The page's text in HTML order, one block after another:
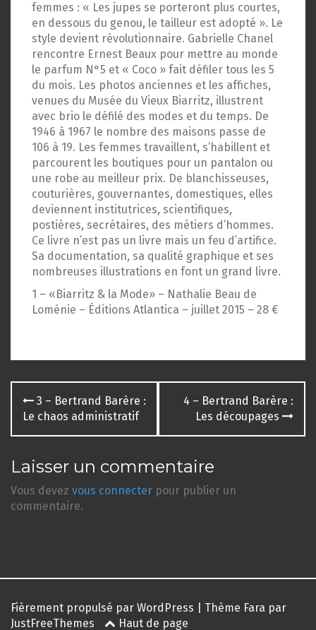
femmes : « Les jupes se porteront plus courtes,
en dessous du genou, le tailleur est adopté ». Le
style devient révolutionnaire. Gabrielle Chanel
rencontre Ernest Beaux pour mettre au monde
le parfum N°5 et « Coco » fait défiler tous les 5
du mois. Les photos anciennes et les affiches,
venues du Musée du Vieux Biarritz, illustrent
avec brio le défilé des modes et du temps. De
1946 à 1967 le nombre des maisons passe de
106 à 19. Les femmes travaillent, s’habillent et
parcourent les boutiques pour un pantalon ou
une robe au meilleur prix. De blanchisseuses,
couturières, gouvernantes, domestiques, elles
deviennent institutrices, scientifiques,
postières, secrétaires, des métiers d’hommes.
Ce livre n’est pas un livre mais un feu d’artifice.
Sa documentation, sa qualité graphique et ses
nombreuses illustrations en font un grand livre.
1 – «Biarritz & la Mode» – Nathalie Beau de
Loménie – Éditions Atlantica – juillet 2015 – 28 €
Navigation
des
articles
3 – Bertrand Barère :
Le chaos administratif
4 – Bertrand Barère :
Les découpages
Laisser un commentaire
Vous devez vous connecter pour publier un
commentaire.
Fièrement propulsé par WordPress Thème Fara par
JustFreeThemes
Haut de page